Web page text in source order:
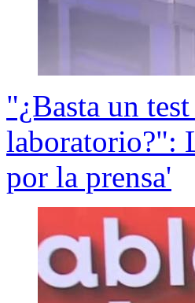
"¿Basta un
laboratorio?":
por la prensa'